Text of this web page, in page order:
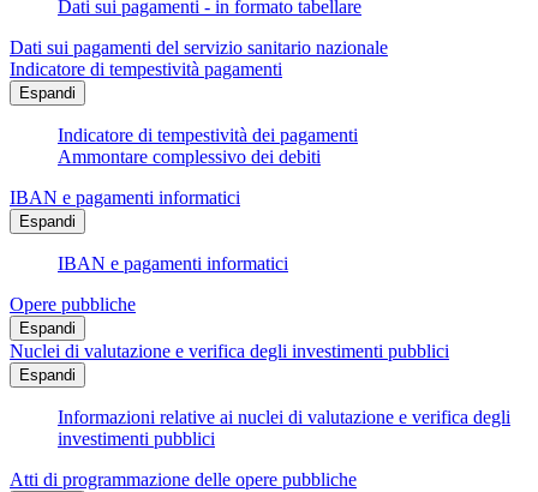
Dati sui pagamenti - in formato tabellare
Dati sui pagamenti del servizio sanitario nazionale
Indicatore di tempestività pagamenti
Espandi
Indicatore di tempestività dei pagamenti
Ammontare complessivo dei debiti
IBAN e pagamenti informatici
Espandi
IBAN e pagamenti informatici
Opere pubbliche
Espandi
Nuclei di valutazione e verifica degli investimenti pubblici
Espandi
Informazioni relative ai nuclei di valutazione e verifica degli
investimenti pubblici
Atti di programmazione delle opere pubbliche